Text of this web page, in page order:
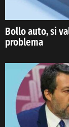
Bollo auto, si
problema